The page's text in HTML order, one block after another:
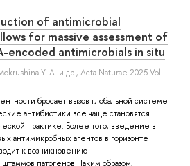
of antimicrobial
for massive assessment of
antimicrobials in situ
Y. A. и др., Acta Naturae 2025 Vol.
бросает вызов глобальной системе
антибиотики все чаще становятся
практике. Более того, введение в
антимикробных агентов в горизонте
к возникновению
патогенов. Таким образом,